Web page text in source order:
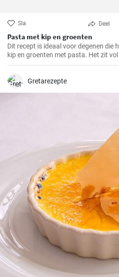
Sla Deel
Pasta met kip en groenten
Dit recept is ideaal voor degenen die
kip en groenten met pasta. Het zit
Gretarezepte